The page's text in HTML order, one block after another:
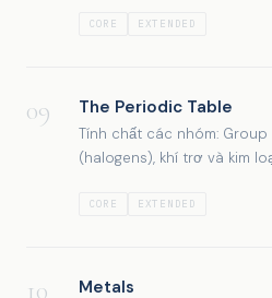
CORE EXTENDED
09 The Periodic Table
Tính chất các nhóm: Group
(halogens), khí trơ và kim
CORE EXTENDED
10 Metals